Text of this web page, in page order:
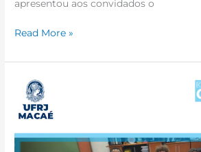
apresentou aos convidados o
Read More »
Em
visita,
Vice-
traz